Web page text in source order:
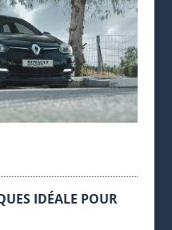
IDÉALE POUR